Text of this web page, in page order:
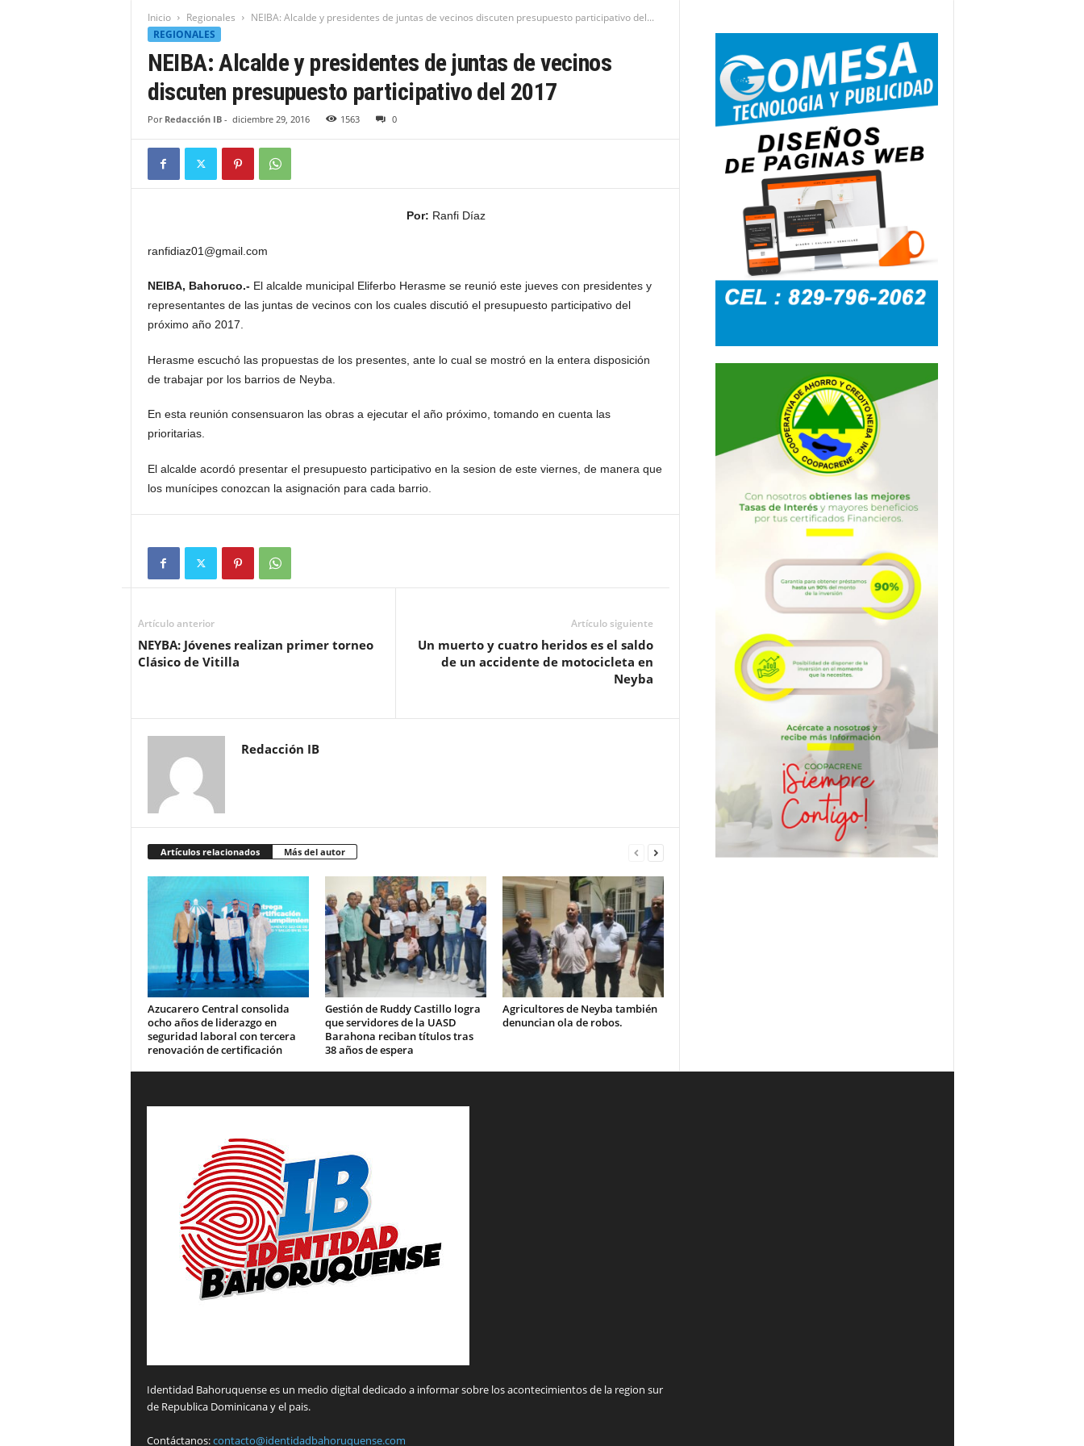
Inicio Regionales
NEIBA: Alcalde y presidentes de juntas de vecinos discuten presupuesto participativo del...
REGIONALES
NEIBA: Alcalde y presidentes de juntas de vecinos
discuten presupuesto participativo del 2017
Por Redacción IB- diciembre 29, 2016 1563 0
Por: Ranfi Díaz
ranfidiaz01@gmail.com
NEIBA, Bahoruco.-El alcalde municipal Eliferbo Herasme se reunió este jueves con presidentes y
representantes de las juntas de vecinos con los cuales discutió el presupuesto participativo del
próximo año 2017.
Herasme escuchó las propuestas de los presentes, ante lo cual se mostró en la entera disposición
de trabajar por los barrios de Neyba.
En esta reunión consensuaron las obras a ejecutar el año próximo, tomando en cuenta las
prioritarias.
El alcalde acordó presentar el presupuesto participativo en la sesion de este viernes, de manera que
los munícipes conozcan la asignación para cada barrio.
Artículo anterior
NEYBA: Jóvenes realizan primer torneo
Clásico de Vitilla
Artículo siguiente
Un muerto y cuatro heridos es el saldo
de un accidente de motocicleta en
Neyba
Redacción IB
Artículos relacionados Más del autor
Azucarero Central consolida
ocho años de liderazgo en
seguridad laboral con tercera
renovación de certificación
Gestión de Ruddy Castillo logra
que servidores de la UASD
Barahona reciban títulos tras
38 años de espera
Agricultores de Neyba también
denuncian ola de robos.
Identidad Bahoruquense es un medio digital dedicado a informar sobre los acontecimientos de la region sur
de Republica Dominicana y el pais.
Contáctanos:contacto@identidadbahoruquense.com